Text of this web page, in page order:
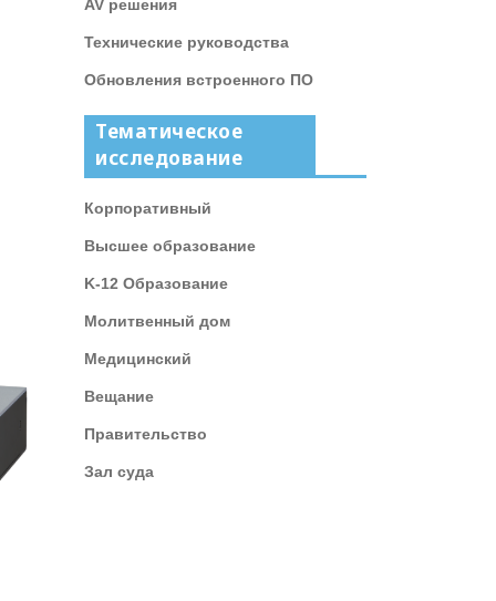
AV решения
Технические руководства
Обновления встроенного ПО
Тематическое
исследование
Корпоративный
Высшее образование
K-12 Образование
Молитвенный дом
Медицинский
Вещание
Правительство
Зал суда